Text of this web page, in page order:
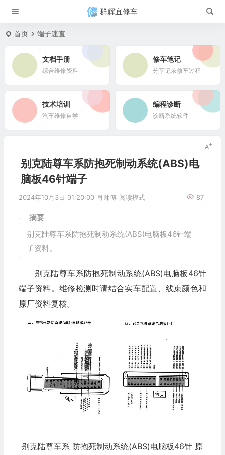
群辉宜修车
首页 端子速查
文档手册
综合维修资料
修车笔记
分享记录修车过程
技术培训
汽车维修自学
编程诊断
诊断系统软件
别克陆尊车系防抱死制动系统(ABS)电
脑板46针端子
2024年10月3日 01:20:00 肖师傅 87
阅读模式
摘要
别克陆尊车系防抱死制动系统(ABS)电脑板46针端
子资料。
别克陆尊车系防抱死制动系统(ABS)电脑板46针
端子资料。维修检测时请结合实车配置、线束颜色和
原厂资料复核。
别克陆尊车系 防抱死制动系统(ABS)电脑板46针 原